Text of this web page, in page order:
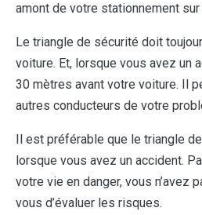
amont de votre stationnement sur
Le triangle de sécurité doit
voiture. Et, lorsque vous avez un
30 mètres avant votre voiture. Il
autres conducteurs de votre
Il est préférable que le triangle
lorsque vous avez un accident.
votre vie en danger, vous n’avez
vous d’évaluer les risques.